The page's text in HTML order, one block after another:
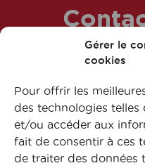
Gérer le
cookies
Pour offrir les
des technologies
et/ou accéder aux
fait de consentir à ces
de traiter des données
dès
Accéder au